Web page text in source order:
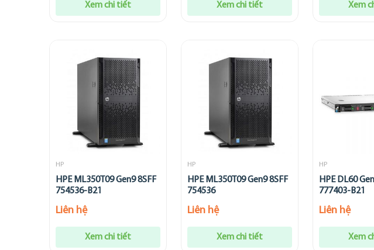
Xem chi tiết Xem chi tiết Xem
HP
HPE ML350T09 Gen9 8SFF
754536-B21
Liên hệ
Xem chi tiết
HP
HPE ML350T09 Gen9 8SFF
754536
Liên hệ
Xem chi tiết
HP
HPE DL60
777403-B21
Liên hệ
Xem